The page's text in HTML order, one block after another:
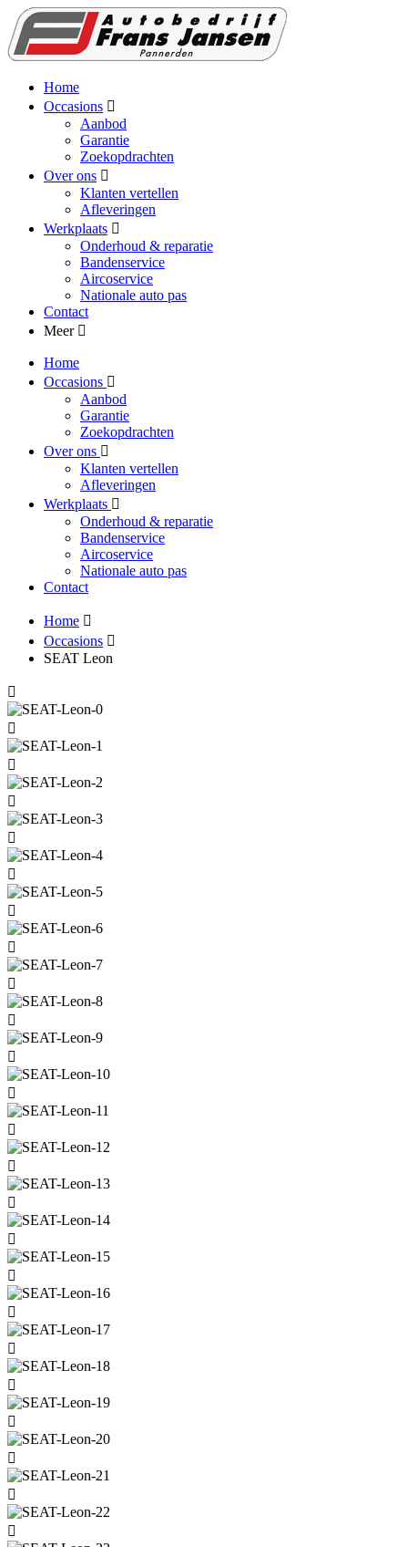
Home
Occasions
Aanbod
Garantie
Zoekopdrachten
Over ons
Klanten vertellen
Afleveringen
Werkplaats
Onderhoud & reparatie
Bandenservice
Aircoservice
Nationale auto pas
Contact
Meer
Home
Occasions
Aanbod
Garantie
Zoekopdrachten
Over ons
Klanten vertellen
Afleveringen
Werkplaats
Onderhoud & reparatie
Bandenservice
Aircoservice
Nationale auto pas
Contact
Home
Occasions
SEAT Leon